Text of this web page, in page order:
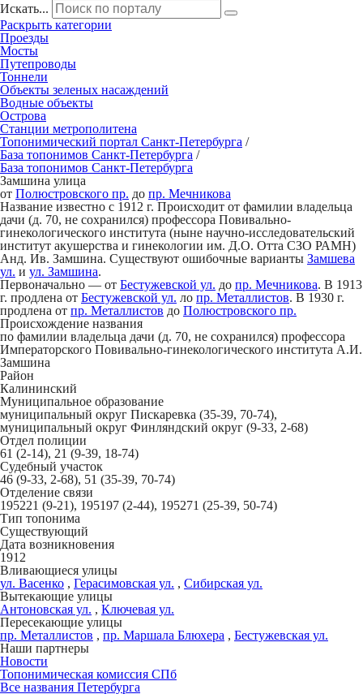
Искать...
Раскрыть категории
Проезды
Мосты
Путепроводы
Тоннели
Объекты зеленых насаждений
Водные объекты
Острова
Станции метрополитена
Топонимический портал Санкт-Петербурга /
База топонимов Санкт-Петербурга /
База топонимов Санкт-Петербурга
Замшина улица
от Полюстровского пр. до пр. Мечникова
Название известно c 1912 г. Происходит от фамилии владельца
дачи (д. 70, не сохранился) профессора Повивально-
гинекологического института (ныне научно-исследовательский
институт акушерства и гинекологии им. Д.О. Отта СЗО РАМН)
Анд. Ив. Замшина. Существуют ошибочные варианты Замшева
ул. и ул. Замшина.
Первоначально — от Бестужевской ул. до пр. Мечникова. В 1913
г. продлена от Бестужевской ул. ло пр. Металлистов. В 1930 г.
продлена от пр. Металлиcтов до Полюстровского пр.
Происхождение названия
по фамилии владельца дачи (д. 70, не сохранился) профессора
Императорского Повивально-гинекологического института А.И.
Замшина
Район
Калининский
Муниципальное образование
муниципальный округ Пискаревка (35-39, 70-74),
муниципальный округ Финляндский округ (9-33, 2-68)
Отдел полиции
61 (2-14), 21 (9-39, 18-74)
Судебный участок
46 (9-33, 2-68), 51 (35-39, 70-74)
Отделение связи
195221 (9-21), 195197 (2-44), 195271 (25-39, 50-74)
Тип топонима
Существующий
Дата возникновения
1912
Вливающиеся улицы
ул. Васенко , Герасимовская ул. , Сибирская ул.
Вытекающие улицы
Антоновская ул. , Ключевая ул.
Пересекающие улицы
пр. Металлистов , пр. Маршала Блюхера , Бестужевская ул.
Наши партнеры
Новости
Топонимическая комиссия СПб
Все названия Петербурга